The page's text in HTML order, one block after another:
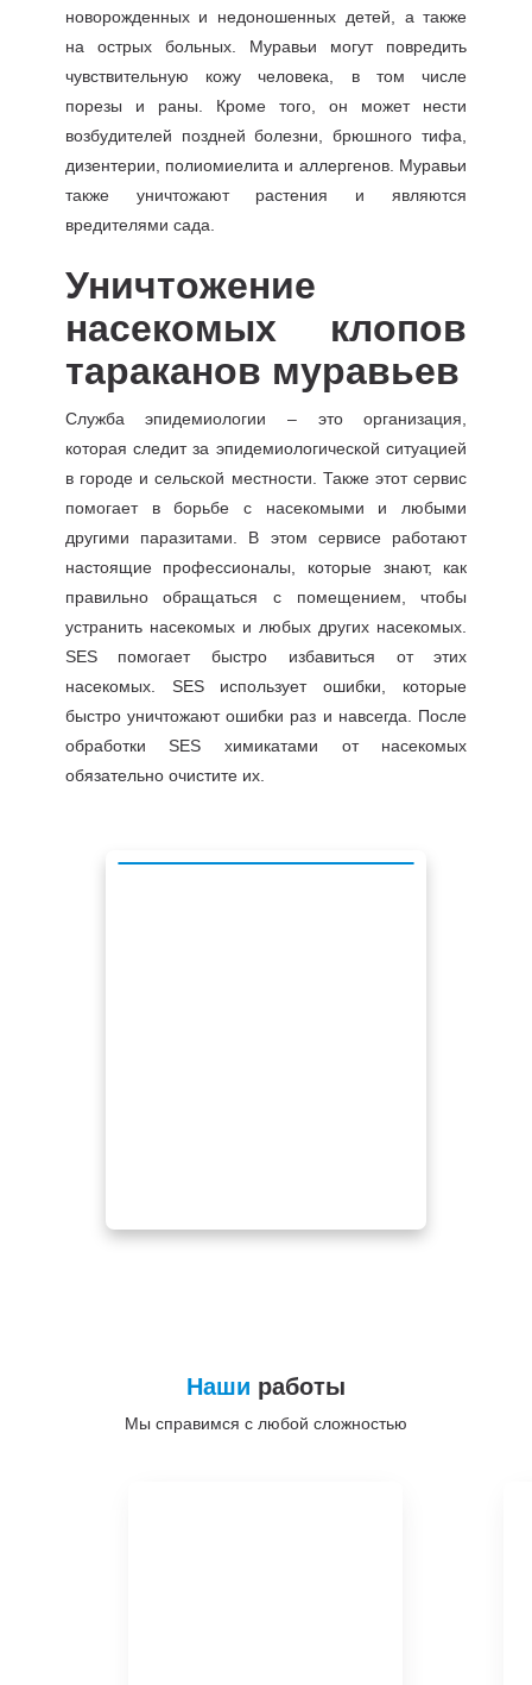
новорожденных и недоношенных детей, а также
на острых больных. Муравьи могут повредить
чувствительную кожу человека, в том числе
порезы и раны. Кроме того, он может нести
возбудителей поздней болезни, брюшного тифа,
дизентерии, полиомиелита и аллергенов. Муравьи
также уничтожают растения и являются
вредителями сада.
Уничтожение
насекомых клопов
тараканов муравьев
Служба эпидемиологии – это организация,
которая следит за эпидемиологической ситуацией
в городе и сельской местности. Также этот сервис
помогает в борьбе с насекомыми и любыми
другими паразитами. В этом сервисе работают
настоящие профессионалы, которые знают, как
правильно обращаться с помещением, чтобы
устранить насекомых и любых других насекомых.
SES помогает быстро избавиться от этих
насекомых. SES использует ошибки, которые
быстро уничтожают ошибки раз и навсегда. После
обработки SES химикатами от насекомых
обязательно очистите их.
Наши работы
Мы справимся с любой сложностью